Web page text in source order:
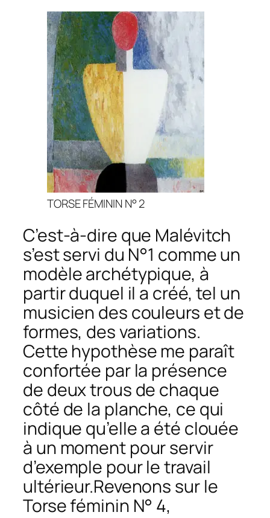
TORSE FÉMININ N° 2
C’est-à-dire que Malévitch
s’est servi du N°1 comme un
modèle archétypique, à
partir duquel il a créé, tel un
musicien des couleurs et de
formes, des variations.
Cette hypothèse me paraît
confortée par la présence
de deux trous de chaque
côté de la planche, ce qui
indique qu’elle a été clouée
à un moment pour servir
d’exemple pour le travail
ultérieur.Revenons sur le
Torse féminin N° 4,